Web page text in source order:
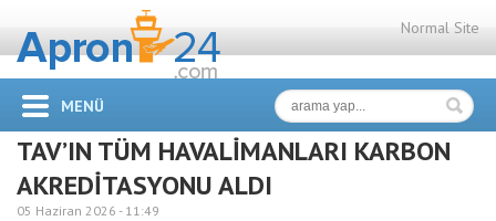
Normal Site
MENÜ
TAV’IN TÜM HAVALİMANLARI KARBON
AKREDİTASYONU ALDI
05 Haziran 2026 - 11:49